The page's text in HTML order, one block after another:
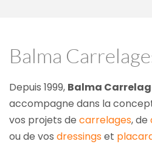
Balma
Depuis 1999, Balma
accompagne dans la
vos projets de carrelages, de
ou de vos dressings et